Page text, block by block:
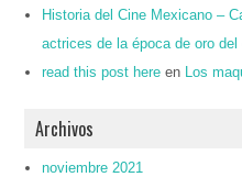
Historia del Cine Mexicano –
actrices de la época de oro
read this post here en Los
Archivos
noviembre 2021